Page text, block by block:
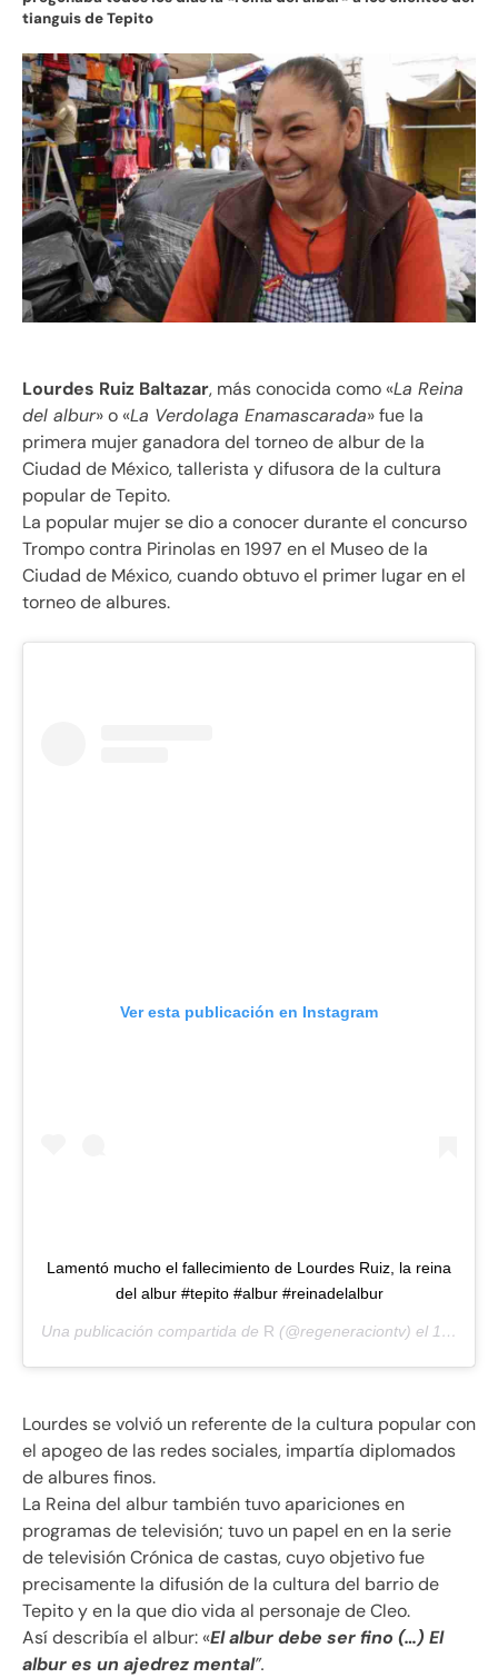
tianguis de Tepito
Lourdes Ruiz Baltazar, más conocida como «La Reina
del albur» o «La Verdolaga Enamascarada» fue la
primera mujer ganadora del torneo de albur de la
Ciudad de México, tallerista y difusora de la cultura
popular de Tepito.
La popular mujer se dio a conocer durante el concurso
Trompo contra Pirinolas en 1997 en el Museo de la
Ciudad de México, cuando obtuvo el primer lugar en el
torneo de albures.
Ver esta publicación en Instagram
Lamentó mucho el fallecimiento de Lourdes Ruiz, la reina
del albur #tepito #albur #reinadelalbur
Una publicación compartida de R (@regeneraciontv) el 13 Abr, 2019 a las 9:44 PDT
Lourdes se volvió un referente de la cultura popular con
el apogeo de las redes sociales, impartía diplomados
de albures finos.
La Reina del albur también tuvo apariciones en
programas de televisión; tuvo un papel en en la serie
de televisión Crónica de castas, cuyo objetivo fue
precisamente la difusión de la cultura del barrio de
Tepito y en la que dio vida al personaje de Cleo.
Así describía el albur: «El albur debe ser fino (…) El
albur es un ajedrez mental”.